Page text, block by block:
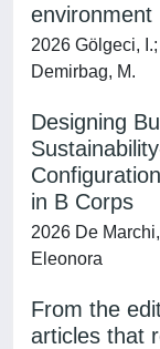
environment
2026 Gölgeci,
Demirbag, M.
Designing
in B Corps
2026 De
Eleonora
From the
articles that